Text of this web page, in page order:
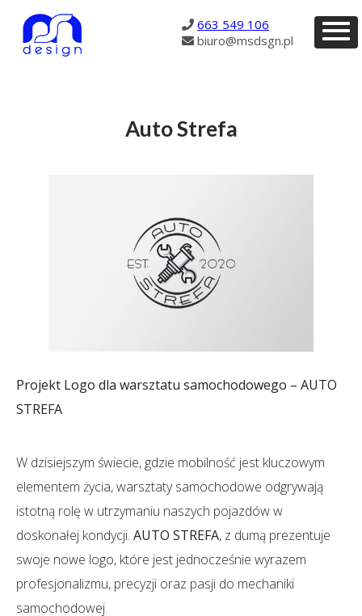
663 549 106
biuro@msdsgn.pl
Auto Strefa
Projekt Logo dla warsztatu samochodowego – AUTO
STREFA
W dzisiejszym świecie, gdzie mobilność jest kluczowym
elementem życia, warsztaty samochodowe odgrywają
istotną rolę w utrzymaniu naszych pojazdów w
doskonałej kondycji. AUTO STREFA, z dumą prezentuje
swoje nowe logo, które jest jednocześnie wyrazem
profesjonalizmu, precyzji oraz pasji do mechaniki
samochodowej.